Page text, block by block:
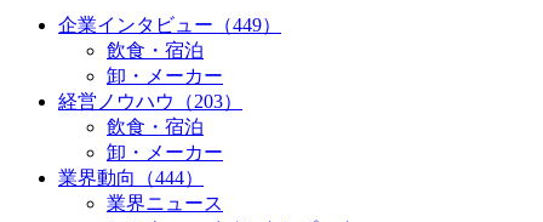
企業インタビュー（449）
飲食・宿泊
卸・メーカー
経営ノウハウ（203）
飲食・宿泊
卸・メーカー
業界動向（444）
業界ニュース